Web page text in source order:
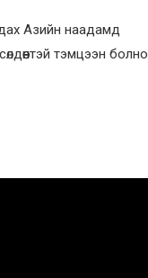
Азийн наадамд
тэмцээн болно